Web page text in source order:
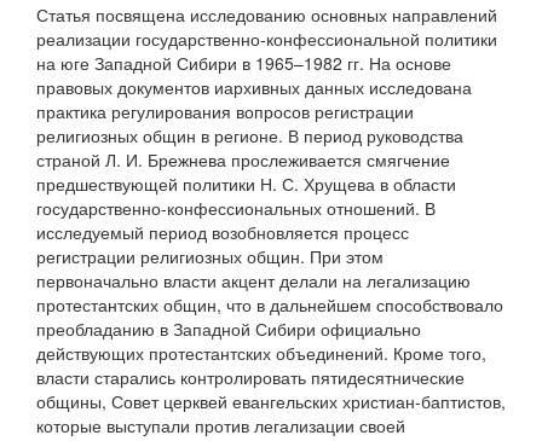
Статья посвящена исследованию основных направлений
реализации государственно-конфессиональной политики
на юге Западной Сибири в 1965–1982 гг. На основе
правовых документов иархивных данных исследована
практика регулирования вопросов регистрации
религиозных общин в регионе. В период руководства
страной Л. И. Брежнева прослеживается смягчение
предшествующей политики Н. С. Хрущева в области
государственно-конфессиональных отношений. В
исследуемый период возобновляется процесс
регистрации религиозных общин. При этом
первоначально власти акцент делали на легализацию
протестантских общин, что в дальнейшем способствовало
преобладанию в Западной Сибири официально
действующих протестантских объединений. Кроме того,
власти старались контролировать пятидесятнические
общины, Совет церквей евангельских христиан-баптистов,
которые выступали против легализации своей